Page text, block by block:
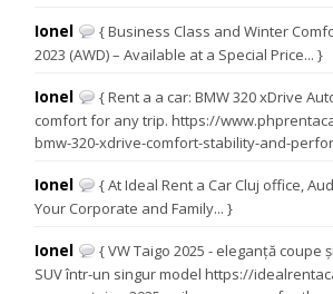
Ionel
{ Business Class and Winter
2023 (AWD) – Available at a Special Price... }
Ionel
{ Rent a a car: BMW 320 xDrive
comfort for any trip. https://
bmw-320-xdrive-comfort-stability-and-
Ionel
{ At Ideal Rent a Car Cluj office,
Your Corporate and Family... }
Ionel
{ VW Taigo 2025 - eleganță coupe
SUV într-un singur model https://